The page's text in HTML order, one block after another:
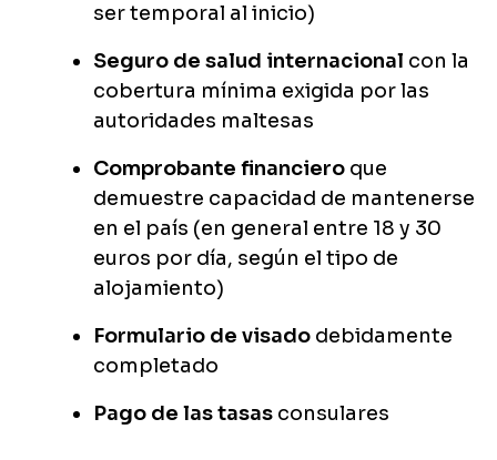
ser temporal al inicio)
Seguro de salud internacional con la
cobertura mínima exigida por las
autoridades maltesas
Comprobante financiero que
demuestre capacidad de mantenerse
en el país (en general entre 18 y 30
euros por día, según el tipo de
alojamiento)
Formulario de visado debidamente
completado
Pago de las tasas consulares